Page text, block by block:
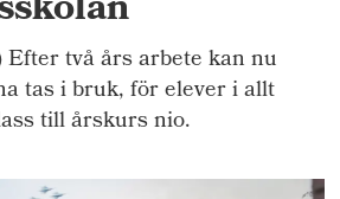
två års arbete kan nu
tas i bruk, för elever i allt
till årskurs nio.